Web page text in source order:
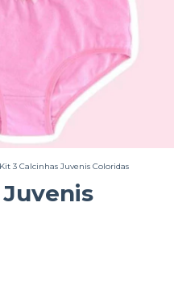
Kit 3 Calcinhas Juvenis Coloridas